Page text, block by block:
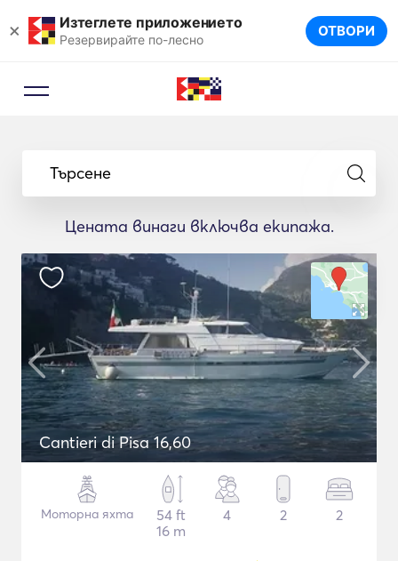
× Изтеглете приложението
Резервирайте по-лесно ОТВОРИ
Търсене
Цената винаги включва екипажа.
Cantieri di Pisa 16,60
Моторна яхта
54 ft
16 m
4 2 2